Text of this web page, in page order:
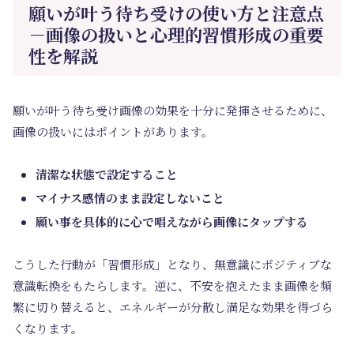
願いが叶う待ち受けの使い方と注意点
－画像の扱いと心理的習慣形成の重要
性を解説
願いが叶う待ち受け画像の効果を十分に発揮させるために、
画像の扱いにはポイントがあります。
清潔な状態で設定すること
マイナス感情のまま設定しないこと
願い事を具体的に心で唱えながら画像にタップする
こうした行動が「習慣形成」となり、無意識にポジティブな
意識転換をもたらします。逆に、不安を抱えたまま画像を頻
繁に切り替えると、エネルギーが分散し満足な効果を得づら
くなります。